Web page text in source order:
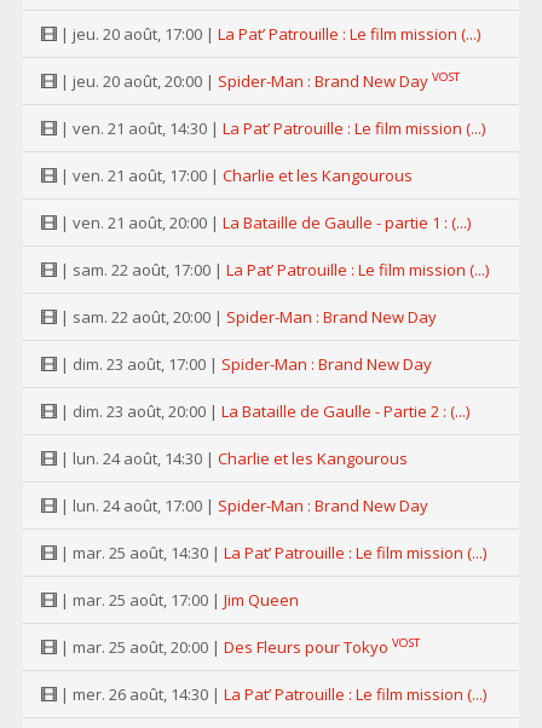
| jeu. 20 août, 17:00 | La Pat’ Patrouille : Le film mission (...)
| jeu. 20 août, 20:00 | Spider-Man : Brand New Day VOST
| ven. 21 août, 14:30 | La Pat’ Patrouille : Le film mission (...)
| ven. 21 août, 17:00 | Charlie et les Kangourous
| ven. 21 août, 20:00 | La Bataille de Gaulle - partie 1 : (...)
| sam. 22 août, 17:00 | La Pat’ Patrouille : Le film mission (...)
| sam. 22 août, 20:00 | Spider-Man : Brand New Day
| dim. 23 août, 17:00 | Spider-Man : Brand New Day
| dim. 23 août, 20:00 | La Bataille de Gaulle - Partie 2 : (...)
| lun. 24 août, 14:30 | Charlie et les Kangourous
| lun. 24 août, 17:00 | Spider-Man : Brand New Day
| mar. 25 août, 14:30 | La Pat’ Patrouille : Le film mission (...)
| mar. 25 août, 17:00 | Jim Queen
| mar. 25 août, 20:00 | Des Fleurs pour Tokyo VOST
| mer. 26 août, 14:30 | La Pat’ Patrouille : Le film mission (...)